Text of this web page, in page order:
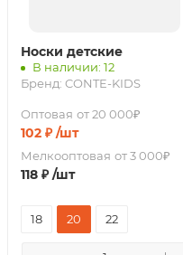
Носки детские
В наличии: 12
Бренд: CONTE-KIDS
Оптовая от 20 000₽
102 ₽ /шт
Мелкооптовая от 3 000₽
118 ₽ /шт
18 20 22